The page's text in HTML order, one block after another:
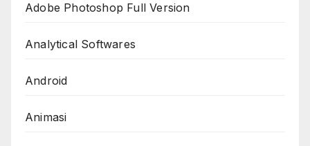
Adobe Photoshop Full Version
Analytical Softwares
Android
Animasi